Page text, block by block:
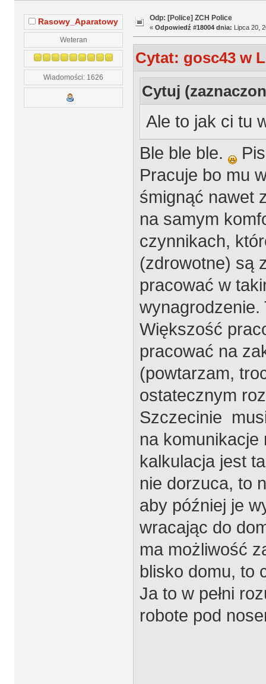
Rasowy_Aparatowy
Weteran
Wiadomości: 1626
Odp: [Police] ZCH Police
« Odpowiedź #18004 dnia: Lipca 20,
Cytat: gosc43 w
Cytuj
Ale to jak ci tu
Ble ble ble.
Pracuje bo mu
śmignąć nawet
na samym
czynnikach,
(zdrowotne) są
pracować w
wynagrodzenie.
Większość
pracować na
(powtarzam,
ostatecznym
Szczecinie
na komunikacje
kalkulacja jest
nie dorzuca, to
aby później je
wracając do
ma możliwość
blisko domu, to
Ja to w pełni
robote pod